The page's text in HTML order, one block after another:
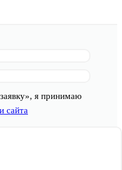
я принимаю
сайта